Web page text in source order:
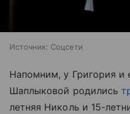
Источник: Соцсети
Напомним, у Григория
Шаплыковой родились
летняя Николь и 15-